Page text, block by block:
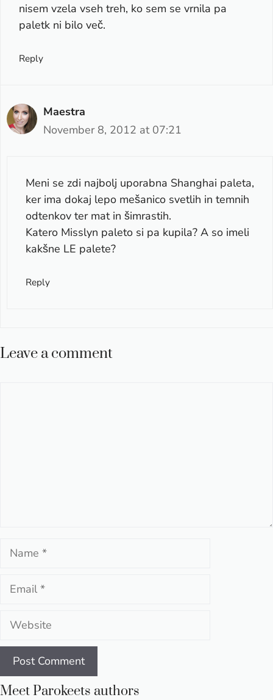
nisem vzela vseh treh, ko sem se vrnila pa
paletk ni bilo več.
Reply
Maestra
November 8, 2012 at 07:21
Meni se zdi najbolj uporabna Shanghai paleta,
ker ima dokaj lepo mešanico svetlih in temnih
odtenkov ter mat in šimrastih.
Katero Misslyn paleto si pa kupila? A so imeli
kakšne LE palete?
Reply
Leave a comment
Name
Email
Website
Meet Parokeets authors